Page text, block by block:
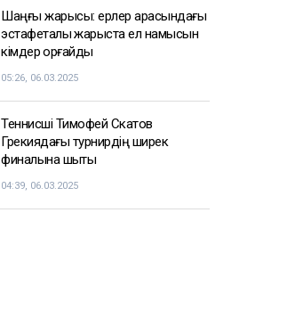
Шаңғы жарысы: ерлер арасындағы
эстафеталық жарыста ел намысын
кімдер қорғайды
05:26, 06.03.2025
Теннисші Тимофей Скатов
Грекиядағы турнирдің ширек
финалына шықты
04:39, 06.03.2025